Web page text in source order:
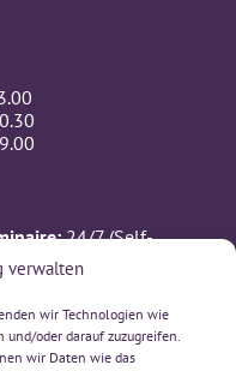
verwalten
wir Technologien wie
und/oder darauf zuzugreifen.
wir Daten wie das
24/7 (Self-